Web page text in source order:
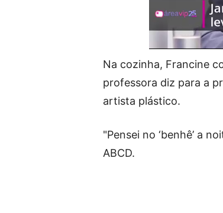
Na cozinha, Francine
professora diz para a
artista plástico.
"Pensei no ‘benhê’ a
ABCD.